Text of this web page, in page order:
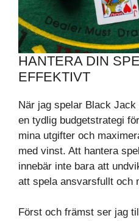
HANTERA DIN
EFFEKTIVT
När jag spelar Black
en tydlig budgetstrategi
mina utgifter och
med vinst. Att hantera
innebär inte bara att
att spela ansvarsfullt och
Först och främst ser jag